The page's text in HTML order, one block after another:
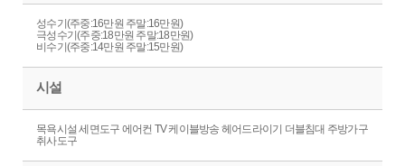
성수기(주중:16만원 주말:16만원)
극성수기(주중:18만원 주말:18만원)
비수기(주중:14만원 주말:15만원)
시설
목욕시설 세면도구 에어컨 TV 케이블방송 헤어드라이기 더블침대 주방가구
취사도구